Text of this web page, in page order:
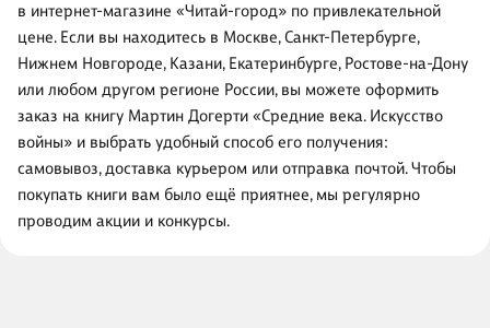
в интернет-магазине «Читай-город» по привлекательной
цене. Если вы находитесь в Москве, Санкт-Петербурге,
Нижнем Новгороде, Казани, Екатеринбурге, Ростове-на-Дону
или любом другом регионе России, вы можете оформить
заказ на книгу Мартин Догерти «Средние века. Искусство
войны» и выбрать удобный способ его получения:
самовывоз, доставка курьером или отправка почтой. Чтобы
покупать книги вам было ещё приятнее, мы регулярно
проводим акции и конкурсы.